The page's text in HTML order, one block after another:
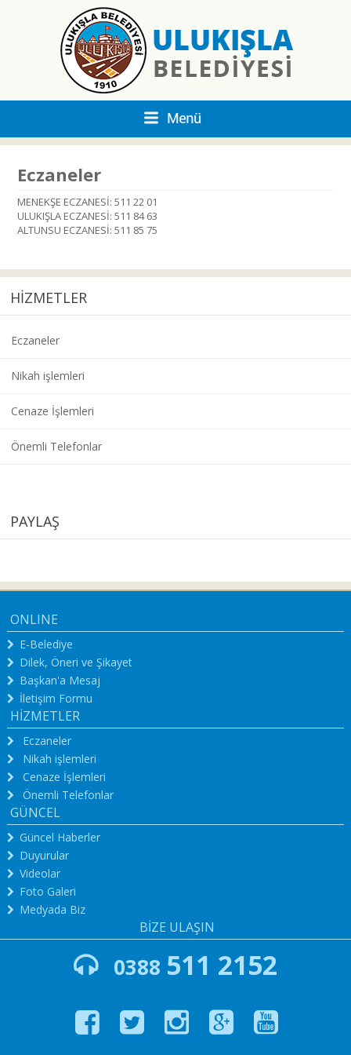
Eczaneler
MENEKŞE ECZANESİ: 511 22 01
ULUKIŞLA ECZANESİ: 511 84 63
ALTUNSU ECZANESİ: 511 85 75
HİZMETLER
Eczaneler
Nikah işlemleri
Cenaze İşlemleri
Önemli Telefonlar
PAYLAŞ
ONLINE
E-Belediye
Dilek, Öneri ve Şikayet
Başkan'a Mesaj
İletişim Formu
HİZMETLER
Eczaneler
Nikah işlemleri
Cenaze İşlemleri
Önemli Telefonlar
GÜNCEL
Güncel Haberler
Duyurular
Videolar
Foto Galeri
Medyada Biz
BİZE ULAŞIN
0388 511 2152